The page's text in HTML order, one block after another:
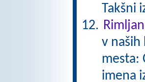
Takšni
v naših
mesta:
imena